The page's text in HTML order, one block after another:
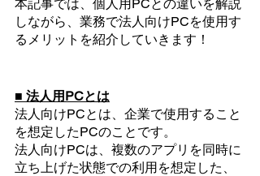
本記事では、個人用PCとの違いを解説
しながら、業務で法人向けPCを使用す
るメリットを紹介していきます！
■ 法人用PCとは
法人向けPCとは、企業で使用すること
を想定したPCのことです。
法人向けPCは、複数のアプリを同時に
立ち上げた状態での利用を想定した、